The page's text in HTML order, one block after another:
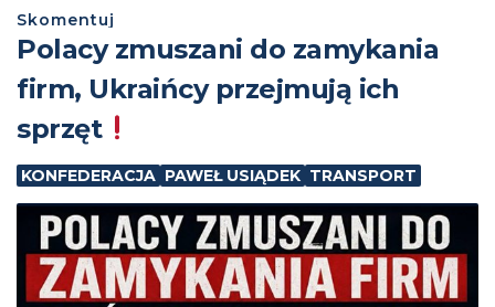
Skomentuj
Polacy zmuszani do zamykania
firm, Ukraińcy przejmują ich
sprzęt
KONFEDERACJA PAWEŁ USIĄDEK TRANSPORT